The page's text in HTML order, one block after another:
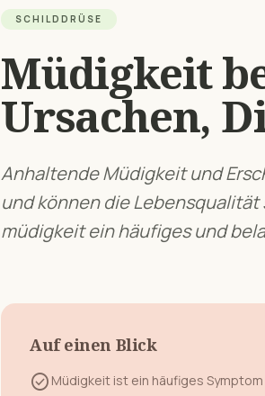
SCHILDDRÜSE
Müdigkeit
Ursachen,
Anhaltende Müdigkeit und
und können die
müdigkeitein häufiges und
Auf einen Blick
check_circle Müdigkeit ist ein häufiges